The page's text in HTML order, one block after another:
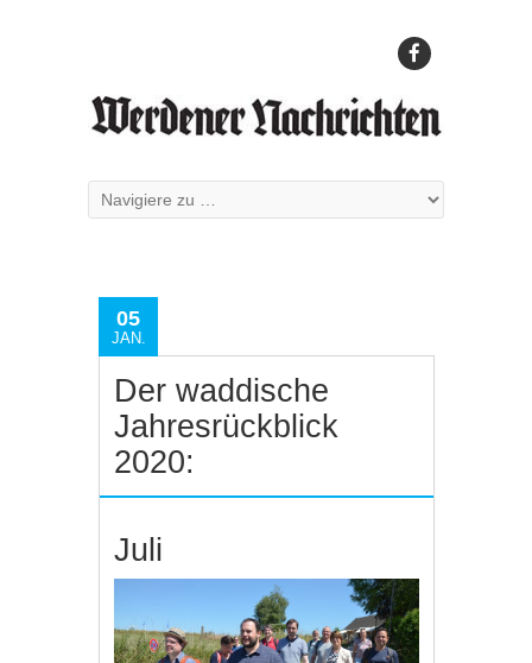
05
JAN.
Der waddische
Jahresrückblick
2020:
Juli